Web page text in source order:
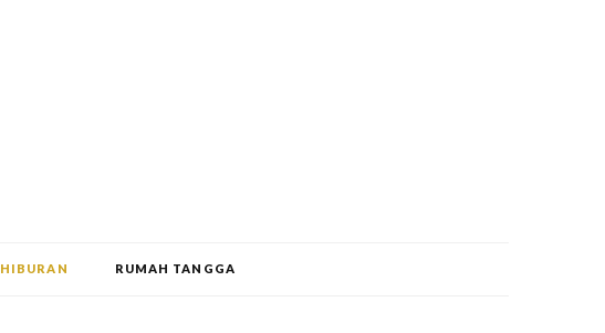
HIBURAN RUMAH TANGGA